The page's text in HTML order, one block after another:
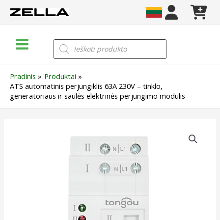
prie
Menu
Products
search
Pradinis
Produktai
ATS automatinis perjungiklis 63A 230V – tinklo,
generatoriaus ir saulės elektrinės perjungimo modulis